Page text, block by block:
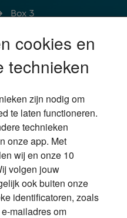
Box 3
Nalatenschap
Schenken
Financial Focus
Specialisten
Financial Focus
magazine
The Exit Years
Contact
cookies en
technieken
zijn nodig om
te laten functioneren.
technieken
onze app. Met
wij en onze 10
volgen jouw
ook buiten onze
identificatoren, zoals
mailadres om